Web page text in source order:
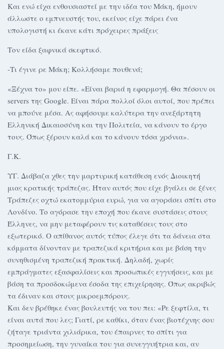
Και ενώ είχα ενθουσιαστεί με την ιδέα του Μάκη, ήμουν
άλλωστε ο εμπνευστής του, εκείνος είχε πάρει ένα
υπολογιστή κι έκανε κάτι πρόχειρες πράξεις
Τον είδα ξαφνικά σκεφτικό.
-Τι έγινε ρε Μάκη; Κολλήσαμε πουθενά;
«Ξέχνα το» μου είπε. «Είναι βαριά η εφαρμογή. Θα πέσουν οι
servers της Google. Είναι πάρα πολλοί όλοι αυτοί, που πρέπει
να μπούνε μέσα. Ας αφήσουμε καλύτερα την ανεξάρτητη
Ελληνική Δικαιοσύνη και την Πολιτεία, να κάνουν το έργο
τους. Όπως ξέρουν καλά και το κάνουν τόσα χρόνια».
Γ.Κ.
ΥΓ. Διάβαζα χθες την μαρτυρική κατάθεση ενός Διοικητή
μιας κρατικής τράπεζας. Ήταν αυτός που είχε βγάλει σε ξένες
Τράπεζες οχτώ εκατομμύρια ευρώ, για να αγοράσει σπίτι στο
Λονδίνο. Το αγόρασε την εποχή που έκανε συστάσεις στους
Έλληνες, να μην μεταφέρουν τις καταθέσεις τους στο
εξωτερικό. Ο απίθανος αυτός τύπος έλεγε ότι τα δάνεια στα
κόμματα δίνονταν με τραπεζικά κριτήρια και με βάση την
συνηθισμένη τραπεζική πρακτική. Δηλαδή, χωρίς
εμπράγματες εξασφαλίσεις και προσωπικές εγγυήσεις, και με
βάση τα προσδοκώμενα έσοδα της επιχείρησης. Όπως ακριβώς
τα έδιναν και στους μικροεμπόρους.
Και δεν βρέθηκε ένας βουλευτής να του πει: «Ρε ξεφτίλα, τι
είναι αυτά που λες; Γιατί, ρε καθίκι, όταν ένας βιοτέχνης σου
ζήταγε τριάντα χιλιάρικα, του έπαιρνες το σπίτι για
προσημείωση, την γυναίκα του για συνεγγυήτρια και, αν